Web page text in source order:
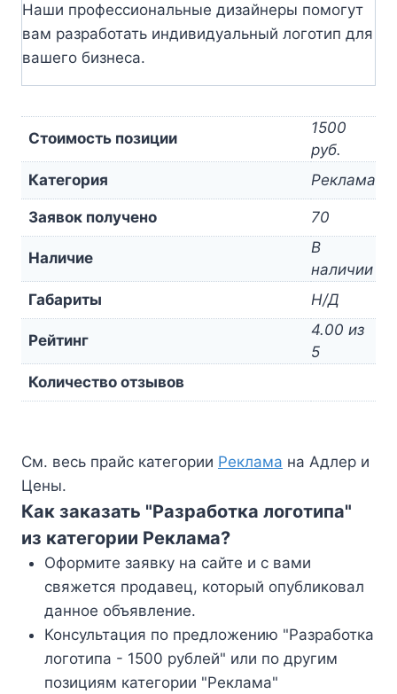
Наши профессиональные дизайнеры помогут
вам разработать индивидуальный логотип для
вашего бизнеса.
Стоимость позиции
1500
руб.
Категория
Реклама
Заявок получено 70
Наличие
В
наличии
Габариты
Н/Д
Рейтинг
4.00 из
5
Количество отзывов
См. весь прайс категории Реклама на Адлер и
Цены.
Как заказать "Разработка логотипа"
из категории Реклама?
Оформите заявку на сайте и с вами
свяжется продавец, который опубликовал
данное объявление.
Консультация по предложению "Разработка
логотипа - 1500 рублей" или по другим
позициям категории "Реклама"